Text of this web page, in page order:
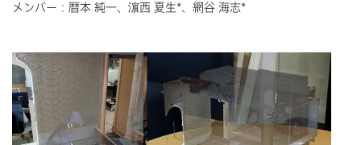
メンバー：暦本 純一、濵西 夏生*、網谷 海志*